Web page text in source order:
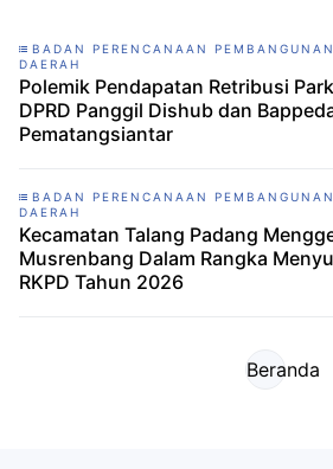
BADAN PERENCANAAN PEMBANGUNAN
DAERAH
Polemik Pendapatan Retribusi
DPRD Panggil Dishub dan
Pematangsiantar
BADAN PERENCANAAN PEMBANGUNAN
DAERAH
Kecamatan Talang Padang
Musrenbang Dalam Rangka
RKPD Tahun 2026
Beranda